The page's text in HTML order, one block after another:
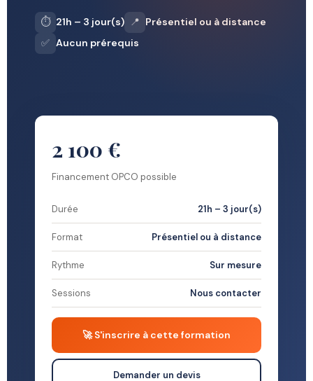
⏱️ 21h – 3 jour(s) 📍 Présentiel ou à distance
✅ Aucun prérequis
2 100 €
Financement OPCO possible
Durée 21h – 3 jour(s)
Format Présentiel ou à distance
Rythme Sur mesure
Sessions Nous contacter
🚀 S'inscrire à cette formation
Demander un devis